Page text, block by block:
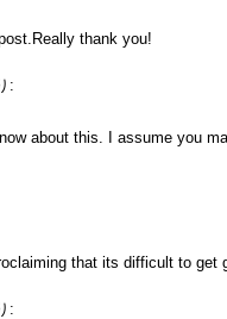
thank you!
:
about this. I assume you
that its difficult to get
: